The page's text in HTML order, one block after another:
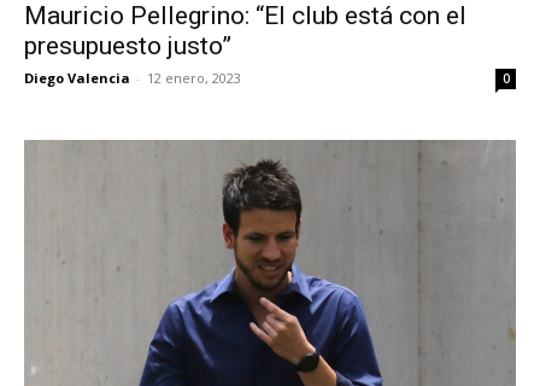
Mauricio Pellegrino: “El club está con el
presupuesto justo”
Diego Valencia - 12 enero, 2023 0